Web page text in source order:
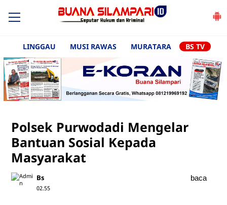
LINGGAU MUSI RAWAS MURATARA BS TV
Polsek Purwodadi Mengelar
Bantuan Sosial Kepada
Masyarakat
Bs
02.55
baca